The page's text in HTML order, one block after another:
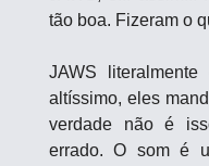
tão boa. Fizeram o
JAWS literalmente
altíssimo, eles
verdade não é
errado. O som é